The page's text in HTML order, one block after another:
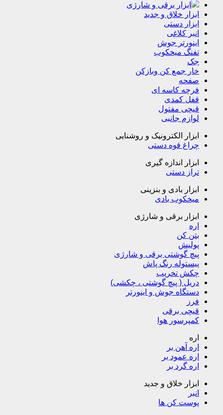
ابزار برقی و شارژی
ابزار خلاق و جدید
ابزار دستی
انبر کلاغی
اینورتر جوش
تفنگ میخکوب
جک
خار جمع کن وبازکن
صفحه
فرچه کاسه ای
قفل کمدی
قیچی مفتول
لوازم جانبی
ابزار الکترونیک و روشنایی
چراغ قوه دستی
ابزار اندازه گیری
تراز دستی
ابزار بادی و بنزینی
میخکوب بادی
ابزار برقی و شارژی
اره
بتن کن
پولیش
پیچ گوشتی برقی و شارژی
پیستوله رنگ پاش
چکش تخریب
دریل ( پیچ گوشتی ، چکشی)
دستگاه جوش و اینورتر
فرز
قیچی برقی
کمپرسور هوا
اره
اره آهن بر
اره عمود بر
اره گرد بر
ابزار خلاق و جدید
انبر
پوست کن ها